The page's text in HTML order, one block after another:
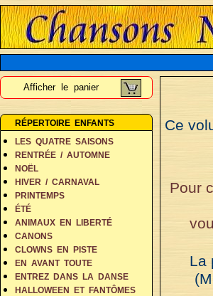
Afficher le panier
RÉPERTOIRE ENFANTS
LES QUATRE SAISONS
RENTRÉE / AUTOMNE
NOËL
HIVER / CARNAVAL
PRINTEMPS
ÉTÉ
ANIMAUX EN LIBERTÉ
CANONS
CLOWNS EN PISTE
EN AVANT TOUTE
ENTREZ DANS LA DANSE
HALLOWEEN ET FANTÔMES
Ce
Pour
La